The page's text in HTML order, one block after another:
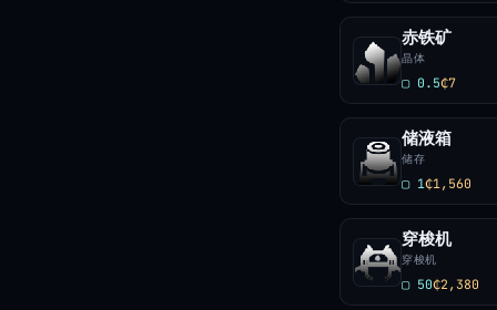
赤铁矿
晶体
▢ 0.5₵7
储液箱
储存
▢ 1₵1,560
穿梭机
穿梭机
▢ 50₵2,380